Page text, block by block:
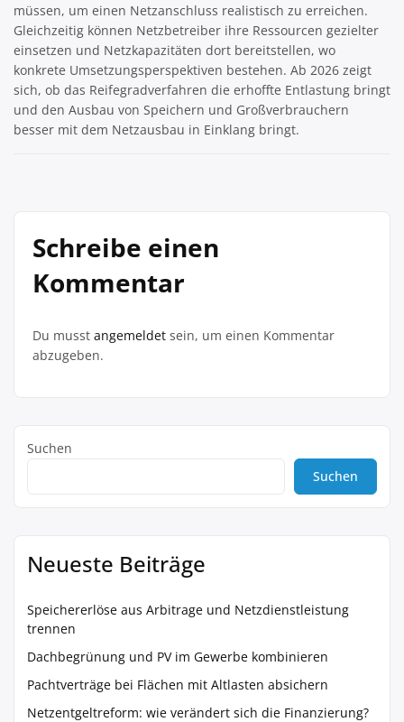
müssen, um einen Netzanschluss realistisch zu erreichen.
Gleichzeitig können Netzbetreiber ihre Ressourcen gezielter
einsetzen und Netzkapazitäten dort bereitstellen, wo
konkrete Umsetzungsperspektiven bestehen. Ab 2026 zeigt
sich, ob das Reifegradverfahren die erhoffte Entlastung bringt
und den Ausbau von Speichern und Großverbrauchern
besser mit dem Netzausbau in Einklang bringt.
Schreibe einen
Kommentar
Du musst angemeldet sein, um einen Kommentar
abzugeben.
Suchen
Suchen
Neueste Beiträge
Speichererlöse aus Arbitrage und Netzdienstleistung
trennen
Dachbegrünung und PV im Gewerbe kombinieren
Pachtverträge bei Flächen mit Altlasten absichern
Netzentgeltreform: wie verändert sich die Finanzierung?